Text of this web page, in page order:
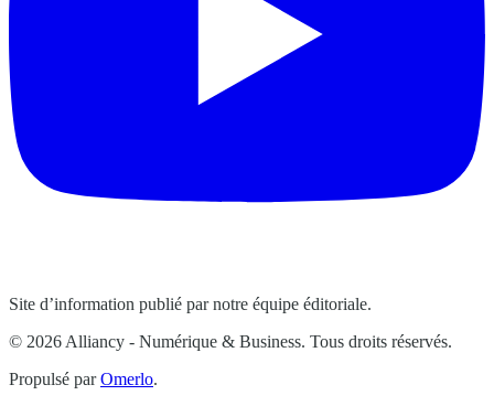
Site d’information publié par notre équipe éditoriale.
© 2026 Alliancy - Numérique & Business. Tous droits réservés.
Propulsé parOmerlo.